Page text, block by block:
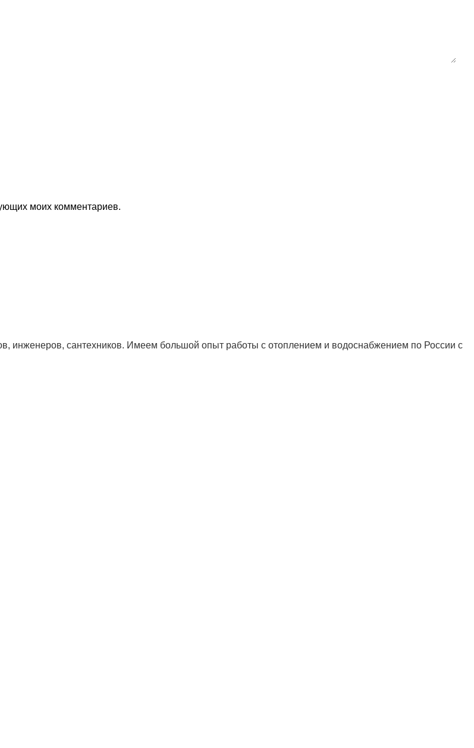
моих комментариев.
сантехников. Имеем большой опыт работы с отоплением и водоснабжением по России с